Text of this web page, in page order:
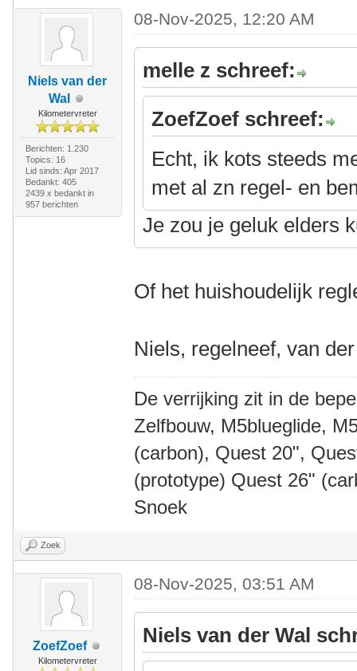
Niels van der
Wal
Kilometervreter
Berichten: 1.230
Topics: 16
Lid sinds: Apr 2017
Bedankt: 405
2439 x bedankt in
957 berichten
08-Nov-2025, 12:20 AM
melle z schreef:
ZoefZoef schreef:
Echt, ik kots steeds
met al zn regel- en
Je zou je geluk elders
Of het huishoudelijk
Niels, regelneef, van
De verrijking zit in de
Zelfbouw, M5blueglide,
(carbon), Quest 20",
(prototype) Quest 26"
Snoek
Zoek
ZoefZoef
Kilometervreter
08-Nov-2025, 03:51 AM
Niels van der Wal